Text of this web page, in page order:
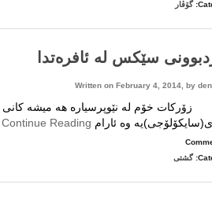
هەفتەنامەیگۆڤار
سێکس له ئافره‌تدا
Written on February 4, 2014, by
خۆم له نێوپرسیاره هه میشه کانی
وه ئارام
on
ساردبوونی
گشتی